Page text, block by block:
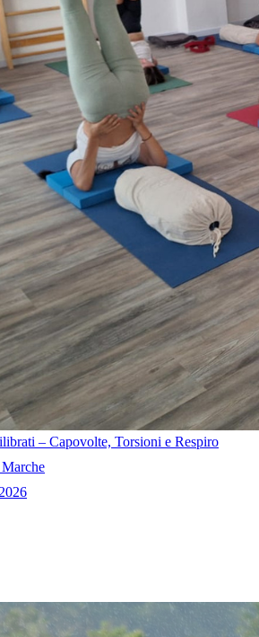
– Capovolte, Torsioni e Respiro